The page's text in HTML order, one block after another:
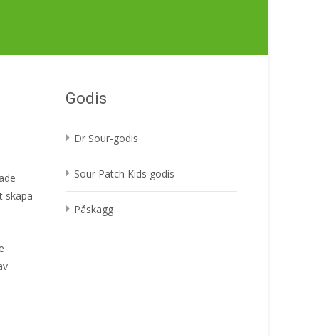
skapa
Godis
Dr Sour-godis
Sour Patch Kids godis
Påskägg